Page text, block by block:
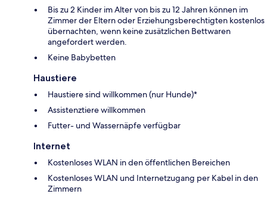
Bis zu 2 Kinder im Alter von bis zu 12 Jahren können im
Zimmer der Eltern oder Erziehungsberechtigten kostenlos
übernachten, wenn keine zusätzlichen Bettwaren
angefordert werden.
Keine Babybetten
Haustiere
Haustiere sind willkommen (nur Hunde)*
Assistenztiere willkommen
Futter- und Wassernäpfe verfügbar
Internet
Kostenloses WLAN in den öffentlichen Bereichen
Kostenloses WLAN und Internetzugang per Kabel in den
Zimmern